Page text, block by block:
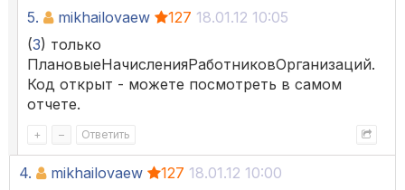
5. mikhailovaew 127 18.01.12 10:05
(3) только
ПлановыеНачисленияРаботниковОрганизаций.
Код открыт - можете посмотреть в самом
отчете.
+ – Ответить
4. mikhailovaew 127 18.01.12 10:00